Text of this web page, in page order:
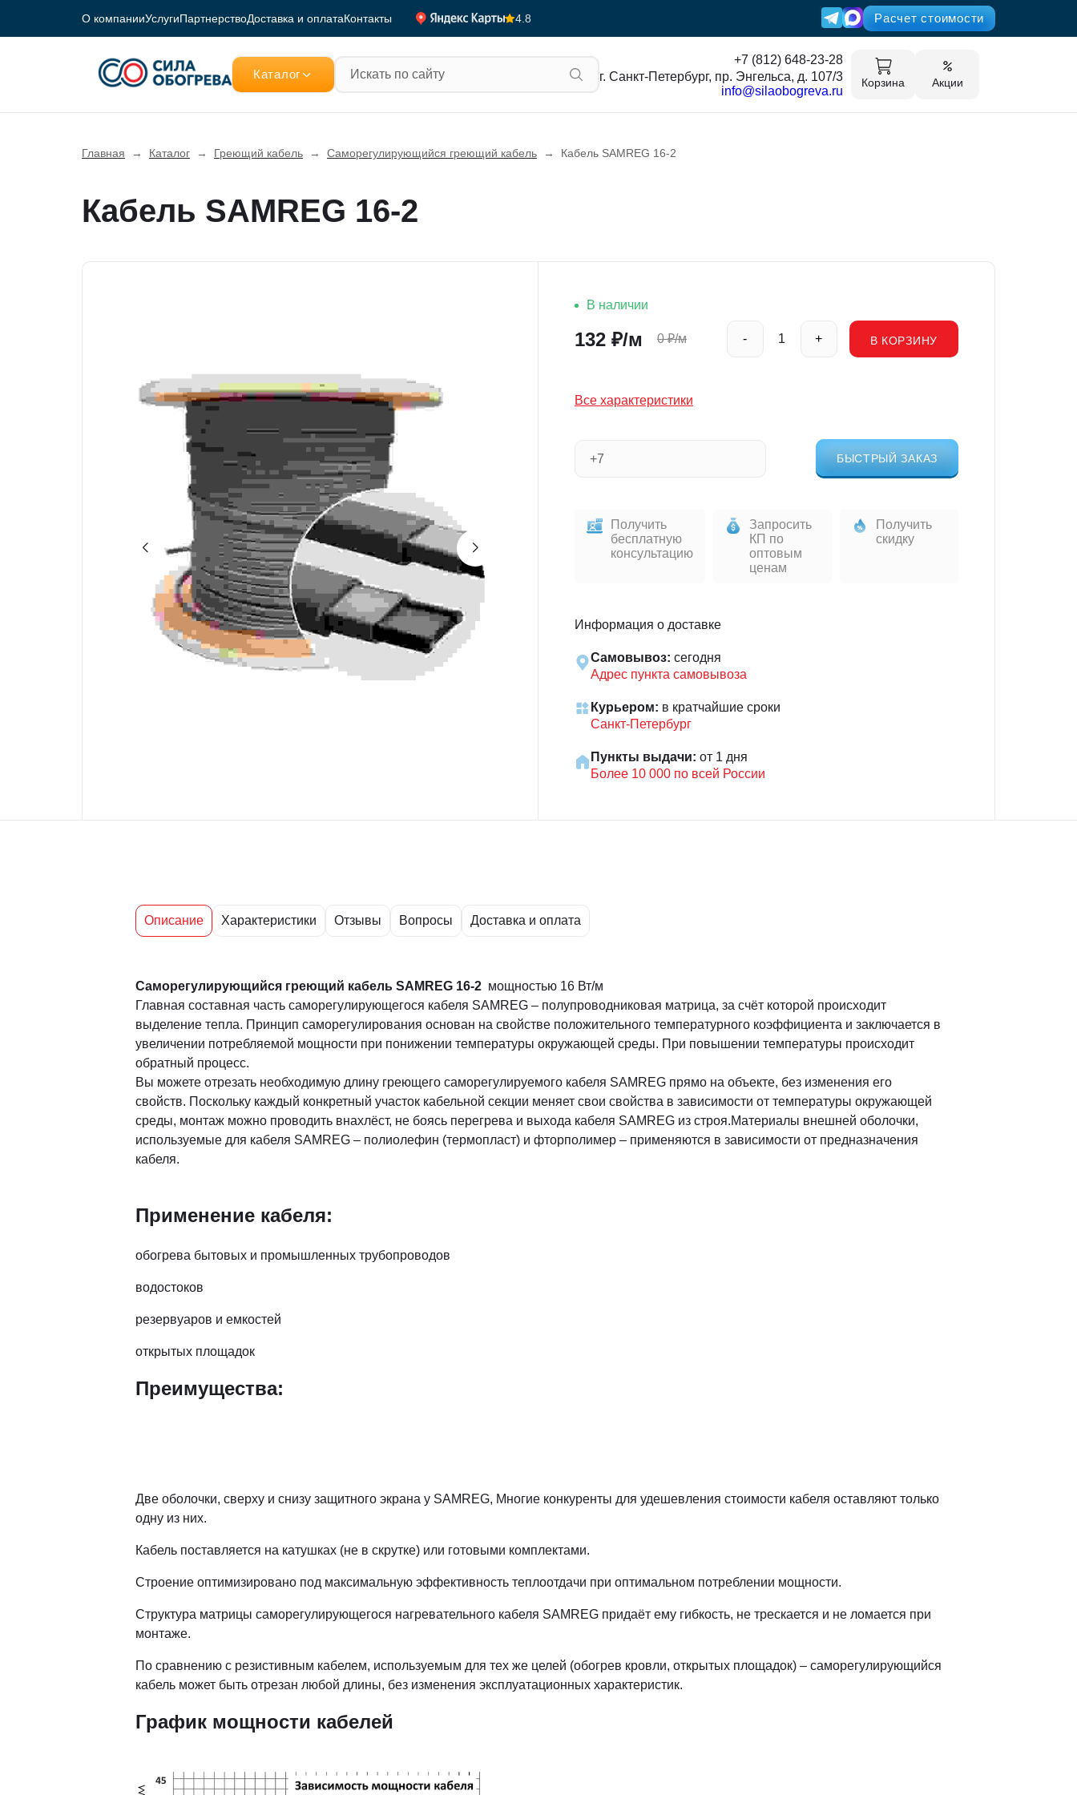
О компанииУслугиПартнерствоДоставка и оплатаКонтакты 4.8 Расчет стоимости
Каталог
+7 (812) 648-23-28
г. Санкт-Петербург, пр. Энгельса, д. 107/3
info@silaobogreva.ru
Корзина Акции
Главная → Каталог → Греющий кабель → Саморегулирующийся греющий кабель → Кабель SAMREG 16-2
Кабель SAMREG 16-2
В наличии
132 ₽/м 0 ₽/м - + В КОРЗИНУ
Все характеристики
БЫСТРЫЙ ЗАКАЗ
Получить
бесплатную
консультацию
Запросить
КП по
оптовым
ценам
Получить
скидку
Информация о доставке
Самовывоз: сегодня
Адрес пункта самовывоза
Курьером: в кратчайшие сроки
Санкт-Петербург
Пункты выдачи: от 1 дня
Более 10 000 по всей России
Описание Характеристики Отзывы Вопросы Доставка и оплата
Саморегулирующийся греющий кабель SAMREG 16-2 мощностью 16 Вт/м
Главная составная часть саморегулирующегося кабеля SAMREG – полупроводниковая матрица, за счёт которой происходит
выделение тепла. Принцип саморегулирования основан на свойстве положительного температурного коэффициента и заключается в
увеличении потребляемой мощности при понижении температуры окружающей среды. При повышении температуры происходит
обратный процесс.
Вы можете отрезать необходимую длину греющего саморегулируемого кабеля SAMREG прямо на объекте, без изменения его
свойств. Поскольку каждый конкретный участок кабельной секции меняет свои свойства в зависимости от температуры окружающей
среды, монтаж можно проводить внахлёст, не боясь перегрева и выхода кабеля SAMREG из строя.Материалы внешней оболочки,
используемые для кабеля SAMREG – полиолефин (термопласт) и фторполимер – применяются в зависимости от предназначения
кабеля.
Применение кабеля:
обогрева бытовых и промышленных трубопроводов
водостоков
резервуаров и емкостей
открытых площадок
Преимущества:
Две оболочки, сверху и снизу защитного экрана у SAMREG, Многие конкуренты для удешевления стоимости кабеля оставляют только
одну из них.
Кабель поставляется на катушках (не в скрутке) или готовыми комплектами.
Строение оптимизировано под максимальную эффективность теплоотдачи при оптимальном потреблении мощности.
Структура матрицы саморегулирующегося нагревательного кабеля SAMREG придаёт ему гибкость, не трескается и не ломается при
монтаже.
По сравнению с резистивным кабелем, используемым для тех же целей (обогрев кровли, открытых площадок) – саморегулирующийся
кабель может быть отрезан любой длины, без изменения эксплуатационных характеристик.
График мощности кабелей